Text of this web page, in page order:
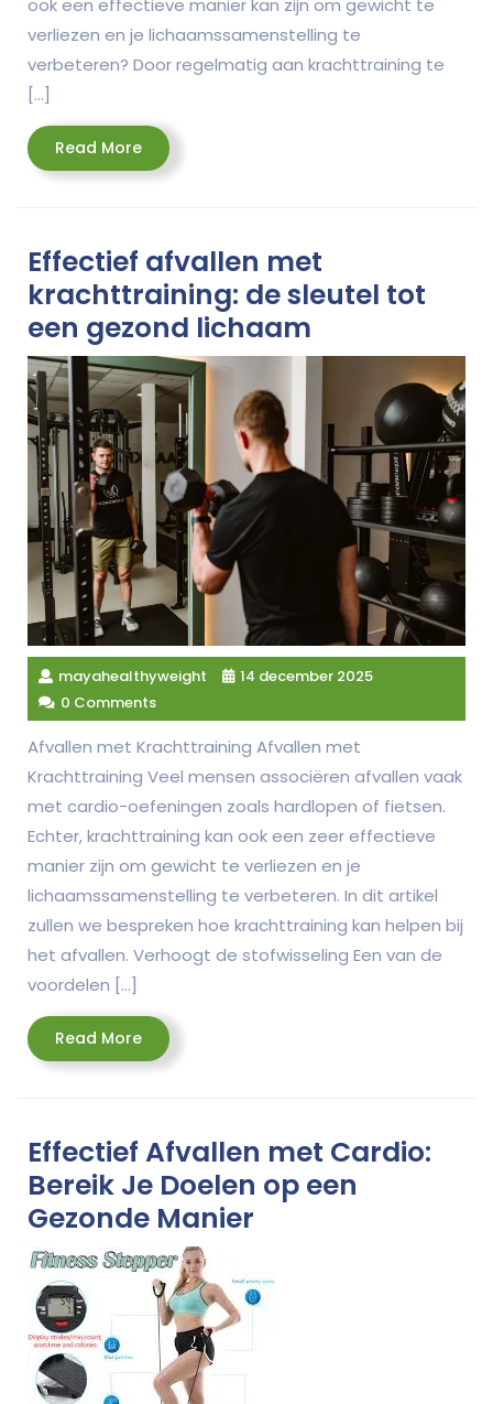
ook een effectieve manier kan zijn om gewicht te
verliezen en je lichaamssamenstelling te
verbeteren? Door regelmatig aan krachttraining te
[…]
Read MoreRead
More
Effectief afvallen met
krachttraining: de sleutel tot
een gezond lichaam
mayahealthyweight
14 december 2025
0 Comments
Afvallen met Krachttraining Afvallen met
Krachttraining Veel mensen associëren afvallen vaak
met cardio-oefeningen zoals hardlopen of fietsen.
Echter, krachttraining kan ook een zeer effectieve
manier zijn om gewicht te verliezen en je
lichaamssamenstelling te verbeteren. In dit artikel
zullen we bespreken hoe krachttraining kan helpen bij
het afvallen. Verhoogt de stofwisseling Een van de
voordelen […]
Read MoreRead
More
Effectief Afvallen met Cardio:
Bereik Je Doelen op een
Gezonde Manier